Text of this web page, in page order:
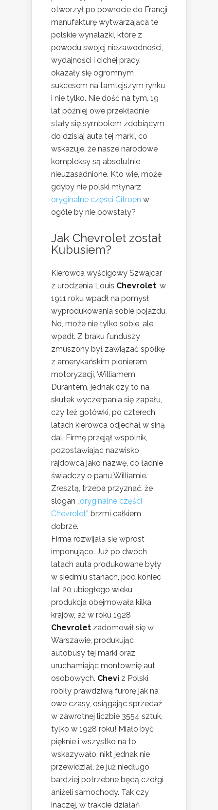
otworzył po powrocie do Francji
manufakturę wytwarzająca te
polskie wynalazki, które z
powodu swojej niezawodności,
wydajności i cichej pracy,
okazały się ogromnym
sukcesem na tamtejszym rynku
i nie tylko. Nie dość na tym, 19
lat później owe przekładnie
stały się symbolem zdobiącym
do dzisiaj auta tej marki, co
wskazuje, że nasze narodowe
kompleksy są absolutnie
nieuzasadnione. Kto wie, może
gdyby nie polski młynarz
oryginalne części Citroen w
ogóle by nie powstały?
Jak Chevrolet został
Kubusiem?
Kierowca wyścigowy Szwajcar
z urodzenia Louis Chevrolet, w
1911 roku wpadł na pomysł
wyprodukowania sobie pojazdu.
No, może nie tylko sobie, ale
wpadł. Z braku funduszy
zmuszony był zawiązać spółkę
z amerykańskim pionierem
motoryzacji, Williamem
Durantem, jednak czy to na
skutek wyczerpania się zapału,
czy też gotówki, po czterech
latach kierowca odjechał w siną
dal. Firmę przejął wspólnik,
pozostawiając nazwisko
rajdowca jako nazwę, co ładnie
świadczy o panu Williamie.
Zresztą, trzeba przyznać, że
slogan „oryginalne części
Chevrolet” brzmi całkiem
dobrze.
Firma rozwijała się wprost
imponująco. Już po dwóch
latach auta produkowane były
w siedmiu stanach, pod koniec
lat 20 ubiegłego wieku
produkcja obejmowała kilka
krajów, aż w roku 1928
Chevrolet zadomowił się w
Warszawie, produkując
autobusy tej marki oraz
uruchamiając montownię aut
osobowych. Chevi z Polski
robiły prawdziwą furorę jak na
owe czasy, osiągając sprzedaż
w zawrotnej liczbie 3554 sztuk,
tylko w 1928 roku! Miało być
pięknie i wszystko na to
wskazywało, nikt jednak nie
przewidział, że już niedługo
bardziej potrzebne będą czołgi
aniżeli samochody. Tak czy
inaczej, w trakcie działań